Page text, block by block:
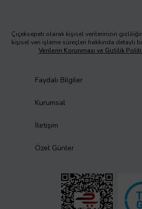
Çiçeksepeti olarak kişisel verilerinizin
kişisel veri işleme süreçleri hakkında detaylı
Verilerin Korunması ve Gizlilik
Faydalı Bilgiler
Kurumsal
İletişim
Özel Günler